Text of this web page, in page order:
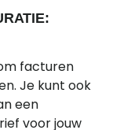
facturen
Je kunt ook
een
voor jouw